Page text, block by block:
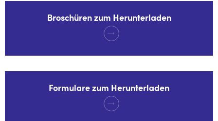
Broschüren zum Herunterladen
Formulare zum Herunterladen